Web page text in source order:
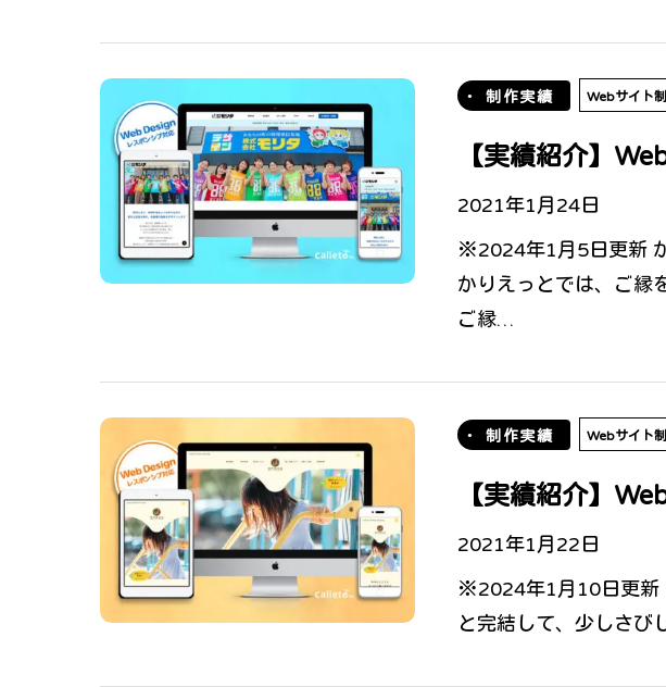
制作実績 Webサイト
【実績紹介】
2021年1月24日
※2024年1月5日更新
かりえっとでは、ご縁
ご縁…
制作実績 Webサイト
【実績紹介】
2021年1月22日
※2024年1月10日更新
と完結して、少しさび